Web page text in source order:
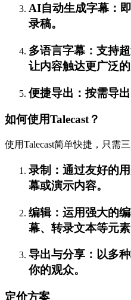
AI自动生成字幕：
录稿。
多语言字幕：支持
让内容触达更广泛的
便捷导出：按需导
如何使用Talecast？
使用Talecast简单快捷，只需三
录制：通过友好的
幕或演示内容。
编辑：运用强大的
幕、转录文本等元素
导出与分享：以多
你的观众。
定价方案